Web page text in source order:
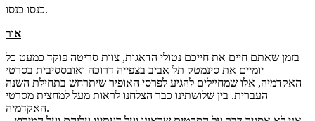
כנסו כנסו.
אור
בזמן שאתם חיים את חייכם נטולי הדאגות, צוות סריטה פוקד כמעט כל
יומיים את סינמטק תל אביב בצפייה דרוכה ואובססיבית בסרטי
האקדמיה, אלו שמחיילים להגיע לפרסי האופיר שיתרחש בתחילת השנה
העברית. בין שלושתינו כבר הצלחנו לראות מעל למחצית מסרטי
האקדמיה.